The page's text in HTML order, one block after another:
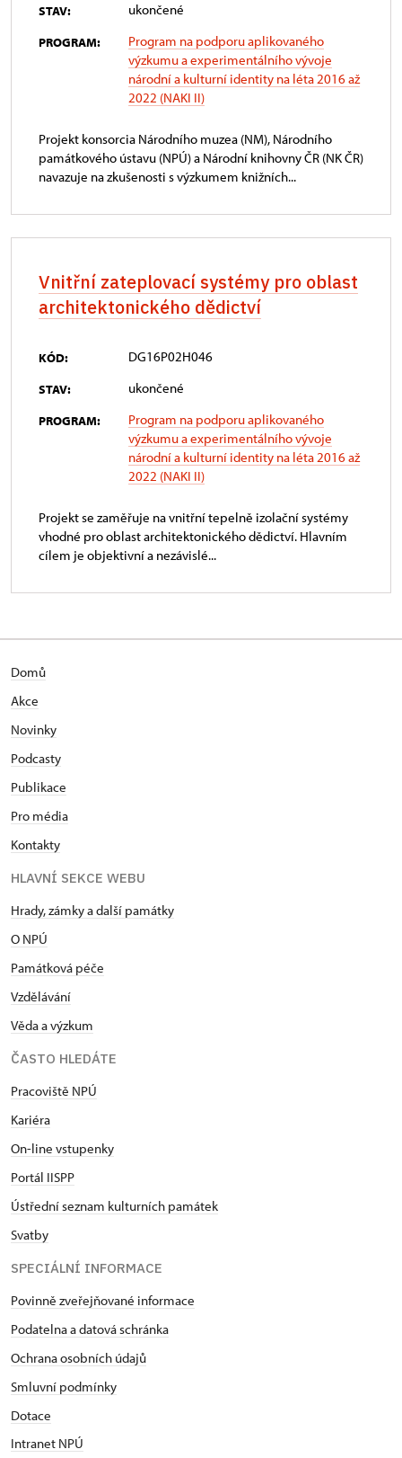
STAV: ukončené
PROGRAM:
Program na podporu aplikovaného
výzkumu a experimentálního vývoje
národní a kulturní identity na léta 2016 až
2022 (NAKI II)
Projekt konsorcia Národního muzea (NM), Národního
památkového ústavu (NPÚ) a Národní knihovny ČR (NK ČR)
navazuje na zkušenosti s výzkumem knižních...
Vnitřní zateplovací systémy pro oblast
architektonického dědictví
KÓD: DG16P02H046
STAV: ukončené
PROGRAM:
Program na podporu aplikovaného
výzkumu a experimentálního vývoje
národní a kulturní identity na léta 2016 až
2022 (NAKI II)
Projekt se zaměřuje na vnitřní tepelně izolační systémy
vhodné pro oblast architektonického dědictví. Hlavním
cílem je objektivní a nezávislé...
Domů
Akce
Novinky
Podcasty
Publikace
Pro média
Kontakty
HLAVNÍ SEKCE WEBU
Hrady, zámky a další památky
O NPÚ
Památková péče
Vzdělávání
Věda a výzkum
ČASTO HLEDÁTE
Pracoviště NPÚ
Kariéra
On-line vstupenky
Portál IISPP
Ústřední seznam kulturních památek
Svatby
SPECIÁLNÍ INFORMACE
Povinně zveřejňované informace
Podatelna a datová schránka
Ochrana osobních údajů
Smluvní podmínky
Dotace
Intranet NPÚ